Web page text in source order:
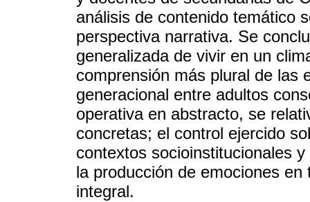
análisis de contenido temático
perspectiva narrativa. Se
generalizada de vivir en un
comprensión más plural de las
generacional entre adultos
operativa en abstracto, se
concretas; el control ejercido
contextos socioinstitucionales
la producción de emociones
integral.